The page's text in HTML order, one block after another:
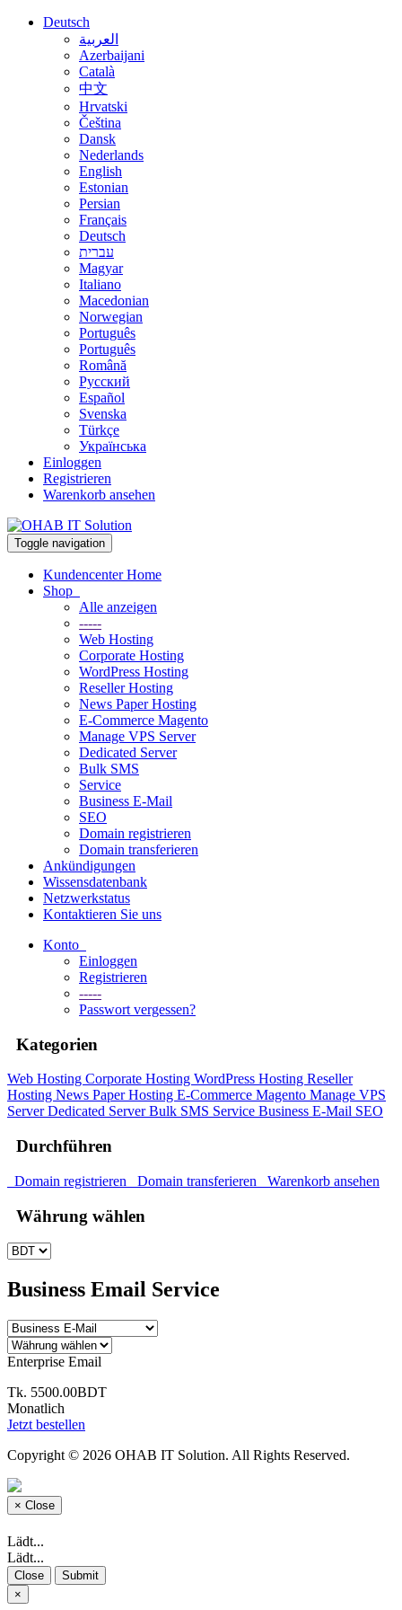
Deutsch
العربية
Azerbaijani
Català
中文
Hrvatski
Čeština
Dansk
Nederlands
English
Estonian
Persian
Français
Deutsch
עברית
Magyar
Italiano
Macedonian
Norwegian
Português
Português
Română
Русский
Español
Svenska
Türkçe
Українська
Einloggen
Registrieren
Warenkorb ansehen
Toggle navigation
Kundencenter Home
Shop
Alle anzeigen
-----
Web Hosting
Corporate Hosting
WordPress Hosting
Reseller Hosting
News Paper Hosting
E-Commerce Magento
Manage VPS Server
Dedicated Server
Bulk SMS
Service
Business E-Mail
SEO
Domain registrieren
Domain transferieren
Ankündigungen
Wissensdatenbank
Netzwerkstatus
Kontaktieren Sie uns
Konto
Einloggen
Registrieren
-----
Passwort vergessen?
Kategorien
Web Hosting Corporate Hosting WordPress Hosting Reseller
Hosting News Paper Hosting E-Commerce Magento Manage VPS
ServerDedicated ServerBulk SMS Service Business E-Mail SEO
Durchführen
Domain registrieren Domain transferieren Warenkorb ansehen
Währung wählen
Business Email Service
Enterprise Email
Tk. 5500.00BDT
Monatlich
Jetzt bestellen
Copyright © 2026 OHAB IT Solution. All Rights Reserved.
× Close
Lädt...
Lädt...
Close
Submit
×